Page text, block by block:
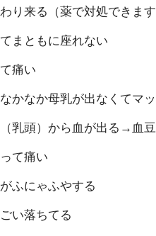
り来る（薬で対処できます
まともに座れない
痛い
かなか母乳が出なくてマ
乳頭）から血が出る→血
て痛い
ふにゃふやする
い落ちてる